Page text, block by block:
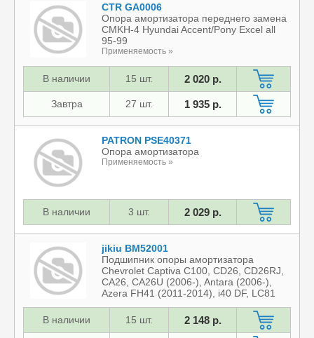
CTR GA0006
Опора амортизатора переднего замена
CMKH-4 Hyundai Accent/Pony Excel all
95-99
Применяемость »
В наличии 15 шт. 2 020 р.
Завтра 27 шт. 1 935 р.
PATRON PSE40371
Опора амортизатора
Применяемость »
В наличии 3 шт. 2 029 р.
jikiu BM52001
Подшипник опоры амортизатора
Chevrolet Captiva C100, CD26, CD26RJ,
CA26, CA26U (2006-), Antara (2006-),
Azera FH41 (2011-2014), i40 DF, LC81
(2013-2015), Sonata GF, EB41, EC41
(2010-), Sonata YF GF (2010-2014), Cee'
В наличии 15 шт. 2 148 р.